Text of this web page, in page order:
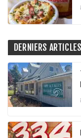
DERNIERS ARTICLES